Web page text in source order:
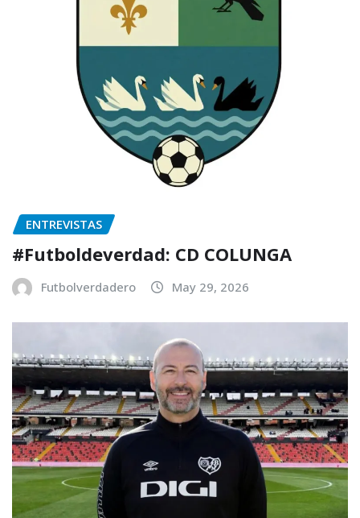
ENTREVISTAS
#Futboldeverdad: CD COLUNGA
Futbolverdadero May 29, 2026